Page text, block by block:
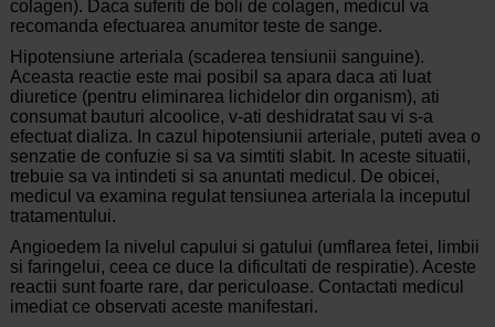
colagen). Daca suferiti de boli de colagen, medicul va
recomanda efectuarea anumitor teste de sange.
Hipotensiune arteriala (scaderea tensiunii sanguine).
Aceasta reactie este mai posibil sa apara daca ati luat
diuretice (pentru eliminarea lichidelor din organism), ati
consumat bauturi alcoolice, v-ati deshidratat sau vi s-a
efectuat dializa. In cazul hipotensiunii arteriale, puteti avea o
senzatie de confuzie si sa va simtiti slabit. In aceste situatii,
trebuie sa va intindeti si sa anuntati medicul. De obicei,
medicul va examina regulat tensiunea arteriala la inceputul
tratamentului.
Angioedem la nivelul capului si gatului (umflarea fetei, limbii
si faringelui, ceea ce duce la dificultati de respiratie). Aceste
reactii sunt foarte rare, dar periculoase. Contactati medicul
imediat ce observati aceste manifestari.